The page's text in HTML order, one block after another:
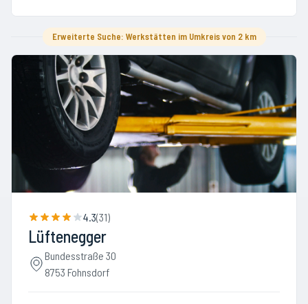
Erweiterte Suche: Werkstätten im Umkreis von 2 km
4.3(31)
Lüftenegger
Bundesstraße 30
8753 Fohnsdorf